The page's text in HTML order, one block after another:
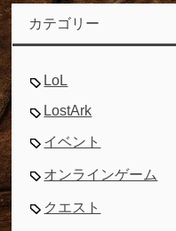
カテゴリー
LoL
LostArk
イベント
オンラインゲーム
クエスト